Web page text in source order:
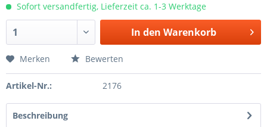
Sofort versandfertig, Lieferzeit ca. 1-3 Werktage
In den Warenkorb
Merken Bewerten
Artikel-Nr.: 2176
Beschreibung